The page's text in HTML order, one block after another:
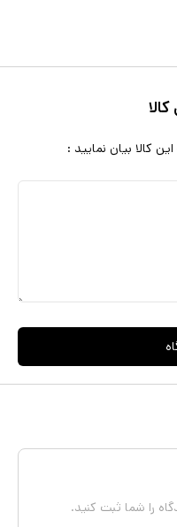
کالا بیان نمایید :
را شما ثبت کنید.